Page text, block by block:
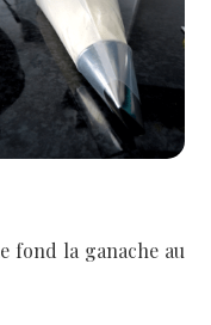
fond la ganache au